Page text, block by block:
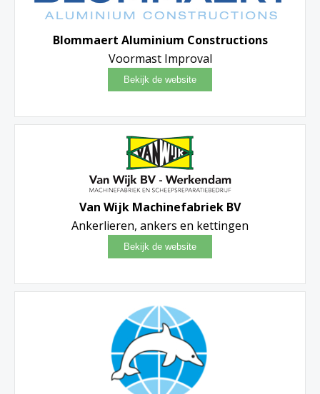
Blommaert Aluminium Constructions
Voormast Improval
Van Wijk Machinefabriek BV
Ankerlieren, ankers en kettingen